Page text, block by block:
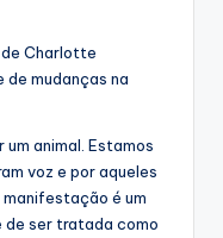
Charlotte
de mudanças na
animal. Estamos
voz e por aqueles
manifestação é um
de ser tratada como